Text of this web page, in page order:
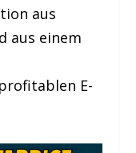
aus
aus einem
E-